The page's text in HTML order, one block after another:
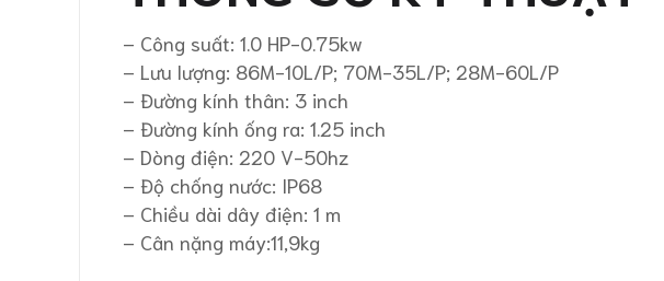
– Công suất: 1.0 HP-0.75kw
– Lưu lượng: 86M-10L/P; 70M-35L/P; 28M-60L/P
– Đường kính thân: 3 inch
– Đường kính ống ra: 1.25 inch
– Dòng điện: 220 V-50hz
– Độ chống nước: IP68
– Chiều dài dây điện: 1 m
– Cân nặng máy:11,9kg